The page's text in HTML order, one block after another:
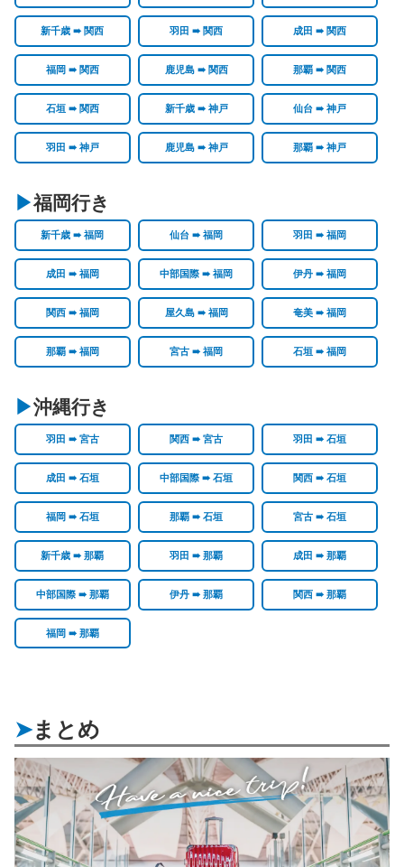
新千歳 ➠ 関西 羽田 ➠ 関西 成田 ➠ 関西
福岡 ➠ 関西 鹿児島 ➠ 関西 那覇 ➠ 関西
石垣 ➠ 関西 新千歳 ➠ 神戸 仙台 ➠ 神戸
羽田 ➠ 神戸 鹿児島 ➠ 神戸 那覇 ➠ 神戸
福岡行き
新千歳 ➠ 福岡 仙台 ➠ 福岡 羽田 ➠ 福岡
成田 ➠ 福岡 中部国際 ➠ 福岡 伊丹 ➠ 福岡
関西 ➠ 福岡 屋久島 ➠ 福岡 奄美 ➠ 福岡
那覇 ➠ 福岡 宮古 ➠ 福岡 石垣 ➠ 福岡
沖縄行き
羽田 ➠ 宮古 関西 ➠ 宮古 羽田 ➠ 石垣
成田 ➠ 石垣 中部国際 ➠ 石垣 関西 ➠ 石垣
福岡 ➠ 石垣 那覇 ➠ 石垣 宮古 ➠ 石垣
新千歳 ➠ 那覇 羽田 ➠ 那覇 成田 ➠ 那覇
中部国際 ➠ 那覇 伊丹 ➠ 那覇 関西 ➠ 那覇
福岡 ➠ 那覇
まとめ